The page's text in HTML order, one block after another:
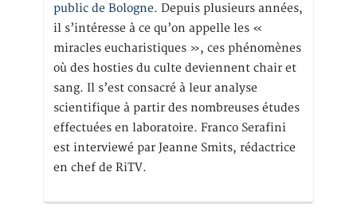
public de Bologne. Depuis plusieurs années,
il s’intéresse à ce qu’on appelle les «
miracles eucharistiques », ces phénomènes
où des hosties du culte deviennent chair et
sang. Il s’est consacré à leur analyse
scientifique à partir des nombreuses études
effectuées en laboratoire. Franco Serafini
est interviewé par Jeanne Smits, rédactrice
en chef de RiTV.